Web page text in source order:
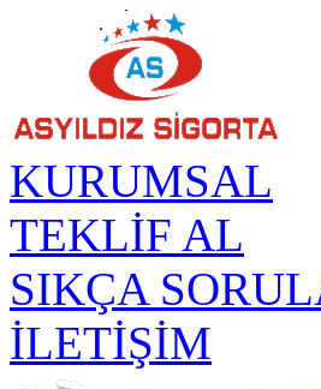
KURUMSAL
TEKLİF AL
SIKÇA
İLETİŞİM